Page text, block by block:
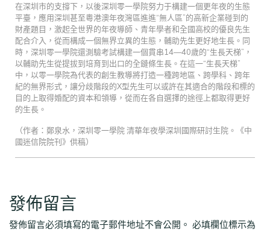
在深圳市的支撐下，以後深圳零一學院努力于構建一個更年夜的生態
平臺，應用深圳甚至粵港澳年夜灣區進進“無人區”的高新企業碰到的
財產題目，激起全世界的年夜導師、青年學者和全國高校的優良先生
配合介入，從而構成一個無界立異的生態，輔助先生更好地生長。同
時，深圳零一學院還測驗考試構建一個貫串14—40歲的“生長天梯”，
以輔助先生從提拔到培育到出口的全鏈條生長。在這一“生長天梯”
中，以零一學院為代表的創生教導將打造一種跨地區、跨學科、跨年
紀的無界形式，讓分歧階段的X型先生可以或許在其適合的階段和標的
目的上取得婚配的資本和領導，從而在各自選擇的途徑上都取得更好
的生長。
（作者：鄭泉水，深圳零一學院 清華年夜學深圳國際研討生院。《中
國迷信院院刊》供稿）
發佈留言
發佈留言必須填寫的電子郵件地址不會公開。 必填欄位標示為